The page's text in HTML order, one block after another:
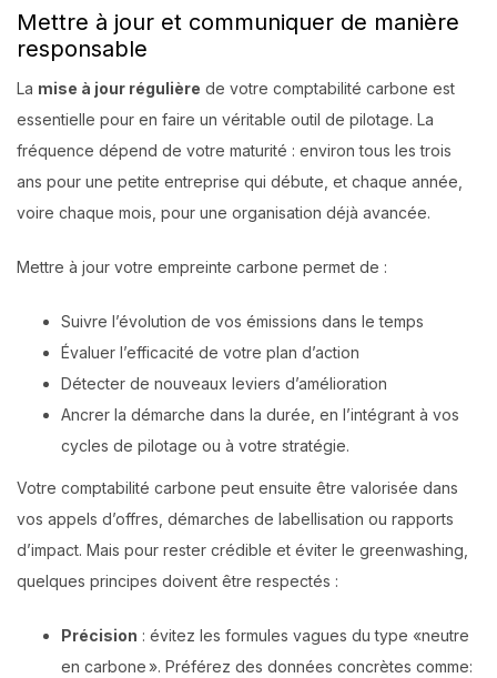
Mettre à jour et communiquer de manière
responsable
La mise à jour régulière de votre comptabilité carbone est
essentielle pour en faire un véritable outil de pilotage. La
fréquence dépend de votre maturité : environ tous les trois
ans pour une petite entreprise qui débute, et chaque année,
voire chaque mois, pour une organisation déjà avancée.
Mettre à jour votre empreinte carbone permet de :
Suivre l’évolution de vos émissions dans le temps
Évaluer l’efficacité de votre plan d’action
Détecter de nouveaux leviers d’amélioration
Ancrer la démarche dans la durée, en l’intégrant à vos
cycles de pilotage ou à votre stratégie.
Votre comptabilité carbone peut ensuite être valorisée dans
vos appels d’offres, démarches de labellisation ou rapports
d’impact. Mais pour rester crédible et éviter le greenwashing,
quelques principes doivent être respectés :
Précision : évitez les formules vagues du type «neutre
en carbone ». Préférez des données concrètes comme: